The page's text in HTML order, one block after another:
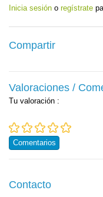
Inicia sesión o regístrate
Compartir
Valoraciones /
Tu valoración :
Comentarios
Contacto